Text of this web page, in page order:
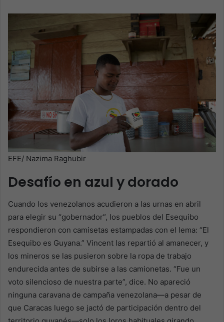
EFE/ Nazima Raghubir
Desafío en azul y dorado
Cuando los venezolanos acudieron a las urnas en abril
para elegir su “gobernador”, los pueblos del Esequibo
respondieron con camisetas estampadas con el lema: “El
Esequibo es Guyana.” Vincent las repartió al amanecer, y
los mineros se las pusieron sobre la ropa de trabajo
endurecida antes de subirse a las camionetas. “Fue un
voto silencioso de nuestra parte”, dice. No apareció
ninguna caravana de campaña venezolana—a pesar de
que Caracas luego se jactó de participación dentro del